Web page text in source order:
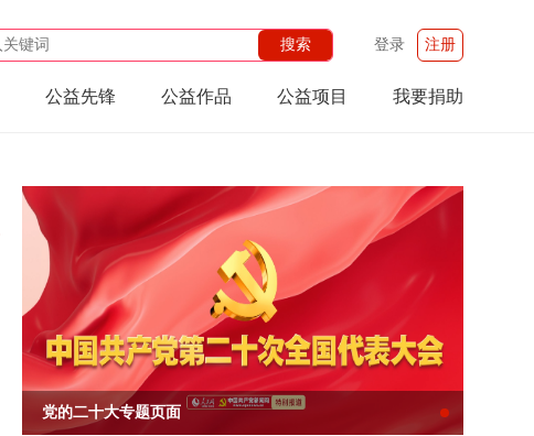
登录 注册
公益先锋 公益作品 公益项目 我要捐助
党的二十大专题页面